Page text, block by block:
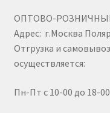
ОПТОВО-
Адрес: г.Москва
Отгрузка и
осуществляется:
Пн-Пт с 10-00 до 18-00